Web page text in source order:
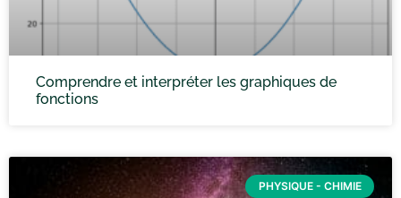
Comprendre et interpréter les graphiques de
fonctions
PHYSIQUE - CHIMIE